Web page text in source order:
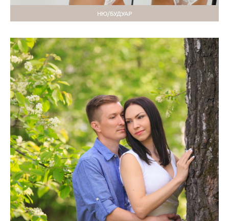
НЮ/БУДУАР